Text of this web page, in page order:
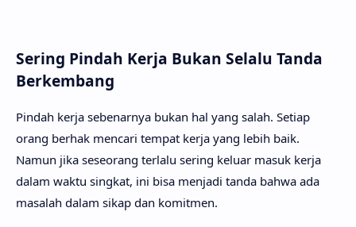
Sering Pindah Kerja Bukan Selalu Tanda
Berkembang
Pindah kerja sebenarnya bukan hal yang salah. Setiap
orang berhak mencari tempat kerja yang lebih baik.
Namun jika seseorang terlalu sering keluar masuk kerja
dalam waktu singkat, ini bisa menjadi tanda bahwa ada
masalah dalam sikap dan komitmen.